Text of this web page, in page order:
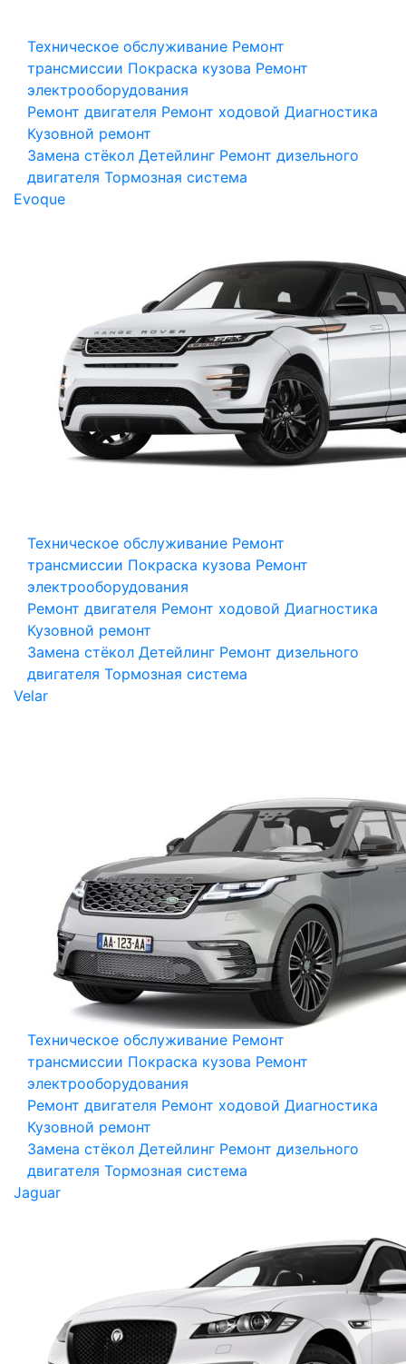
Техническое обслуживание Ремонт
трансмиссии Покраска кузова Ремонт
электрооборудования
Ремонт двигателя Ремонт ходовой Диагностика
Кузовной ремонт
Замена стёкол Детейлинг Ремонт дизельного
двигателя Тормозная система
Evoque
Техническое обслуживание Ремонт
трансмиссии Покраска кузова Ремонт
электрооборудования
Ремонт двигателя Ремонт ходовой Диагностика
Кузовной ремонт
Замена стёкол Детейлинг Ремонт дизельного
двигателя Тормозная система
Velar
Техническое обслуживание Ремонт
трансмиссии Покраска кузова Ремонт
электрооборудования
Ремонт двигателя Ремонт ходовой Диагностика
Кузовной ремонт
Замена стёкол Детейлинг Ремонт дизельного
двигателя Тормозная система
Jaguar